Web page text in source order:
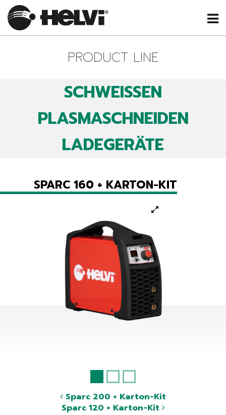
PRODUCT LINE
SCHWEISSEN
PLASMASCHNEIDEN
LADEGERÄTE
SPARC 160 + KARTON-KIT
Sparc 200 + Karton-Kit
Sparc 120 + Karton-Kit